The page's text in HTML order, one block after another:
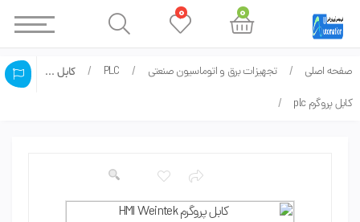
صفحه اصلی تجهیزات برق و اتوماسیون صنعتی
PLC
کابل پروگرم plc
کابل پروگرم HMI Weintek
0
0